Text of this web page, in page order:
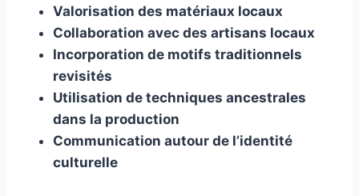
Valorisation des matériaux locaux
Collaboration avec des artisans locaux
Incorporation de motifs traditionnels
revisités
Utilisation de techniques ancestrales
dans la production
Communication autour de l’identité
culturelle